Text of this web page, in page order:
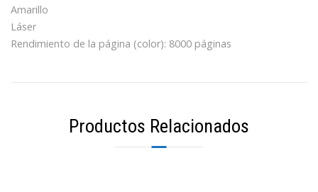
Amarillo
Láser
Rendimiento de la página (color): 8000 páginas
Productos Relacionados